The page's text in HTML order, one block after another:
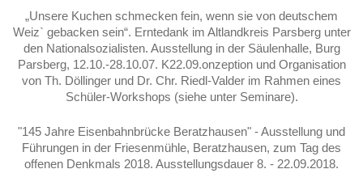
„Unsere Kuchen schmecken fein, wenn sie von deutschem
Weiz` gebacken sein“. Erntedank im Altlandkreis Parsberg unter
den Nationalsozialisten. Ausstellung in der Säulenhalle, Burg
Parsberg, 12.10.-28.10.07. K22.09.onzeption und Organisation
von Th. Döllinger und Dr. Chr. Riedl-Valder im Rahmen eines
Schüler-Workshops (siehe unter Seminare).
"145 Jahre Eisenbahnbrücke Beratzhausen" - Ausstellung und
Führungen in der Friesenmühle, Beratzhausen, zum Tag des
offenen Denkmals 2018. Ausstellungsdauer 8. - 22.09.2018.